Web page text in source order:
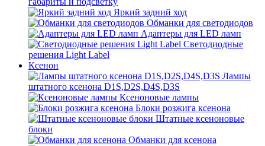
Яркий задний ход
Обманки для светодиодов
Адаптеры для LED ламп
Светодиодные
решения Light Label
Ксенон
Лампы
штатного ксенона D1S,D2S,D4S,D3S
Ксеноновые лампы
Блоки розжига ксенона
Штатные ксеноновые
блоки
Обманки для ксенона